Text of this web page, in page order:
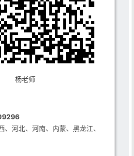
杨老师
、河北、河南、内蒙、黑龙江、